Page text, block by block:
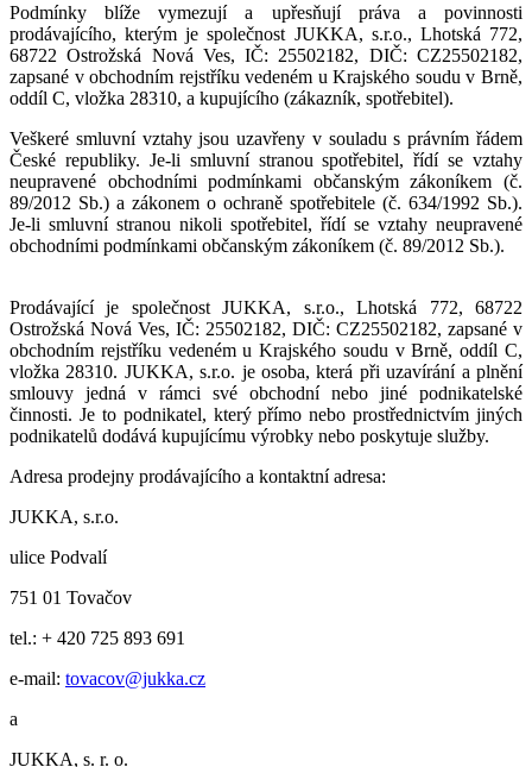
Podmínky blíže vymezují a upřesňují práva a povinnosti
prodávajícího, kterým je společnost JUKKA, s.r.o., Lhotská 772,
68722 Ostrožská Nová Ves, IČ: 25502182, DIČ: CZ25502182,
zapsané v obchodním rejstříku vedeném u Krajského soudu v Brně,
oddíl C, vložka 28310, a kupujícího (zákazník, spotřebitel).
Veškeré smluvní vztahy jsou uzavřeny v souladu s právním řádem
České republiky. Je-li smluvní stranou spotřebitel, řídí se vztahy
neupravené obchodními podmínkami občanským zákoníkem (č.
89/2012 Sb.) a zákonem o ochraně spotřebitele (č. 634/1992 Sb.).
Je-li smluvní stranou nikoli spotřebitel, řídí se vztahy neupravené
obchodními podmínkami občanským zákoníkem (č. 89/2012 Sb.).
Prodávající je společnost JUKKA, s.r.o., Lhotská 772, 68722
Ostrožská Nová Ves, IČ: 25502182, DIČ: CZ25502182, zapsané v
obchodním rejstříku vedeném u Krajského soudu v Brně, oddíl C,
vložka 28310. JUKKA, s.r.o. je osoba, která při uzavírání a plnění
smlouvy jedná v rámci své obchodní nebo jiné podnikatelské
činnosti. Je to podnikatel, který přímo nebo prostřednictvím jiných
podnikatelů dodává kupujícímu výrobky nebo poskytuje služby.
Adresa prodejny prodávajícího a kontaktní adresa:
JUKKA, s.r.o.
ulice Podvalí
751 01 Tovačov
tel.: + 420 725 893 691
e-mail: tovacov@jukka.cz
a
JUKKA, s. r. o.